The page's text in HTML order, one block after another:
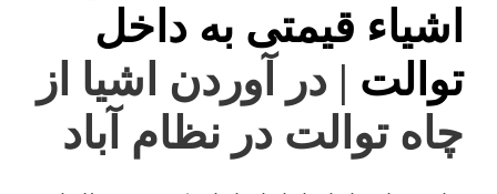
اشیاء قیمتی به داخل
توالت | در آوردن اشیا از
چاه توالت در نظام آباد